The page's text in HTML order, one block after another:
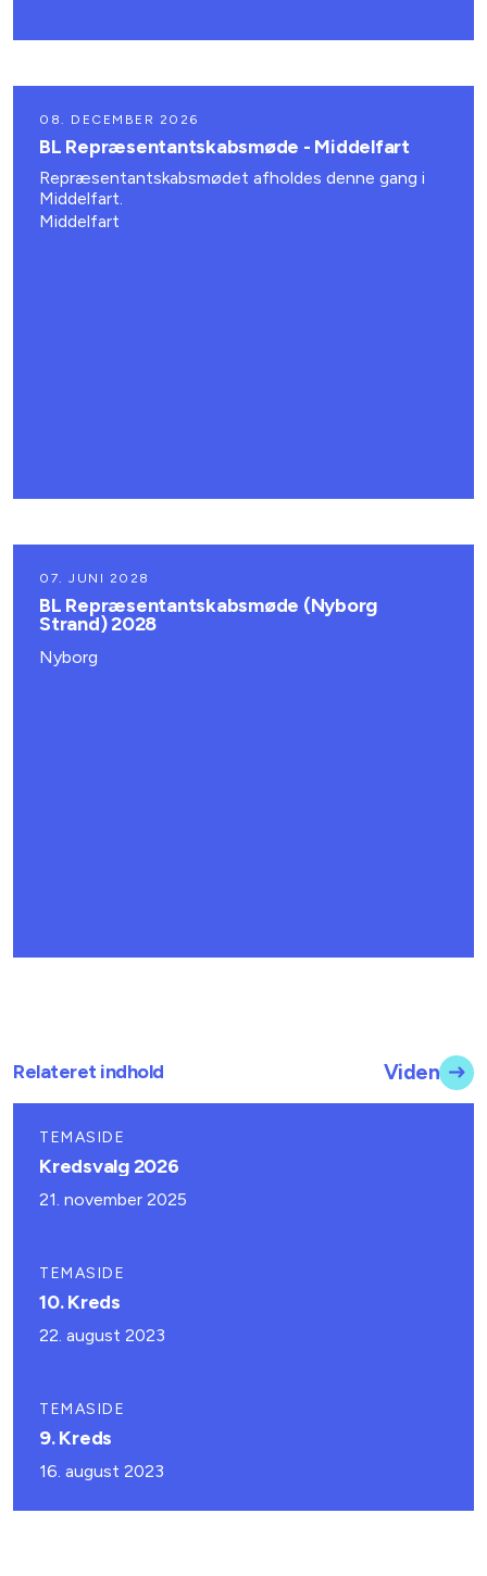
08. DECEMBER 2026
BL Repræsentantskabsmøde - Middelfart
Repræsentantskabsmødet afholdes denne gang i
Middelfart.
Middelfart
07. JUNI 2028
BL Repræsentantskabsmøde (Nyborg
Strand) 2028
Nyborg
Relateret indhold Viden
TEMASIDE
Kredsvalg 2026
21. november 2025
TEMASIDE
10. Kreds
22. august 2023
TEMASIDE
9. Kreds
16. august 2023